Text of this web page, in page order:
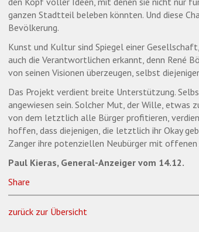
ganzen Stadtteil beleben könnten. Und diese
Bevölkerung.
Kunst und Kultur sind Spiegel einer
auch die Verantwortlichen erkannt, denn René
von seinen Visionen überzeugen, selbst
Das Projekt verdient breite Unterstützung.
angewiesen sein. Solcher Mut, der Wille, etwas
von dem letztlich alle Bürger profitieren,
hoffen, dass diejenigen, die letztlich ihr Okay
Zanger ihre potenziellen Neubürger mit offenen
Paul Kieras, General-Anzeiger vom 14.12.
Share
zurück zur Übersicht